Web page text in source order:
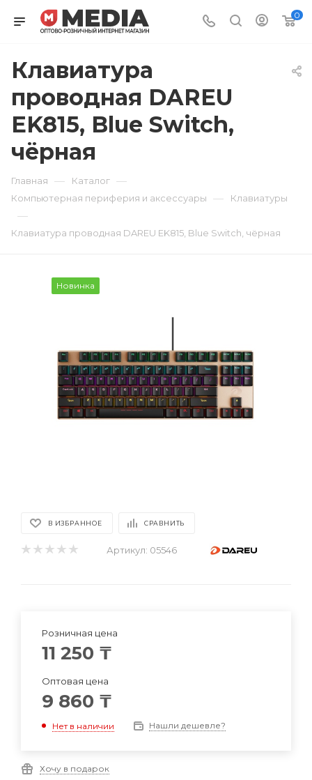
0
Клавиатура
проводная DAREU
EK815, Blue Switch,
чёрная
Главная — Каталог —
Компьютерная периферия и аксессуары — Клавиатуры
—
Клавиатура проводная DAREU EK815, Blue Switch, чёрная
Новинка
В ИЗБРАННОЕ СРАВНИТЬ
Артикул: 05546
Розничная цена
11 250 ₸
Оптовая цена
9 860 ₸
Нет в наличии Нашли дешевле?
Хочу в подарок